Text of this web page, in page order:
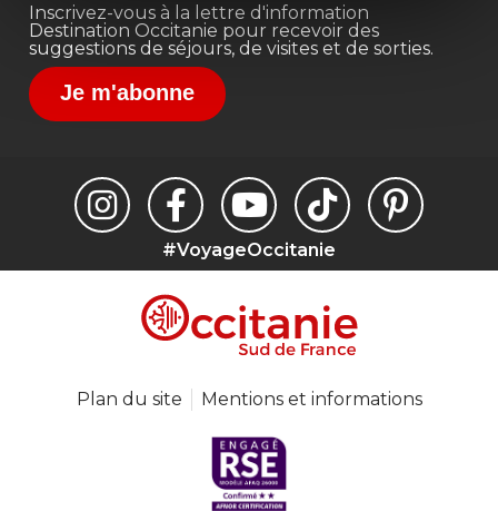
Inscrivez-vous à la lettre d'information
Destination Occitanie pour recevoir des
suggestions de séjours, de visites et de sorties.
Je m'abonne
#VoyageOccitanie
Plan du site Mentions et informations